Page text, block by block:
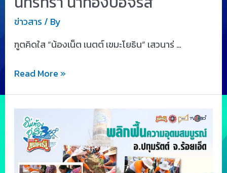
ข่าวสาร / By
ฑูตคิดใส “น้องเน็ต เนตต์ เขมะโยธิน” เสวนาร่ …
Read More »